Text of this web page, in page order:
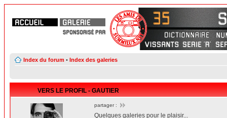
Index du forum • Index des galeries
VERS LE PROFIL - GAUTIER
partager :
Quelques galeries pour le plaisir...